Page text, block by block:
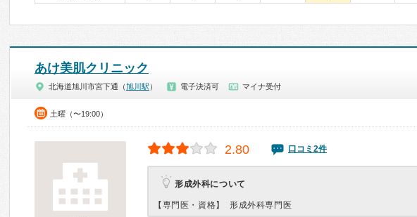
あけ美肌クリニック
北海道旭川市宮下通（旭川駅 ） 電子決済可 マイナ受付
土曜（〜19:00）
2.80 口コミ2件
形成外科について
【専門医・資格】 形成外科専門医